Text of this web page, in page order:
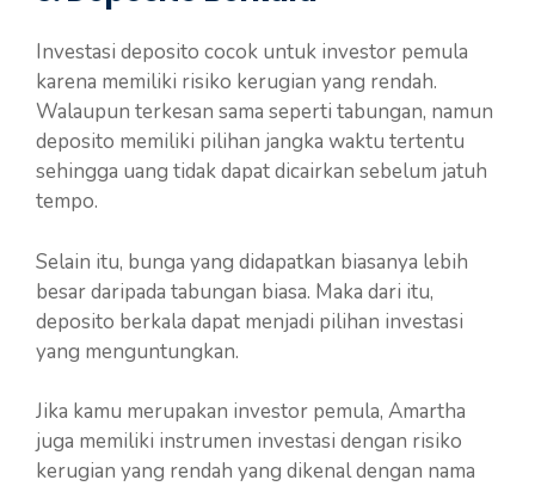
Investasi deposito cocok untuk investor pemula
karena memiliki risiko kerugian yang rendah.
Walaupun terkesan sama seperti tabungan, namun
deposito memiliki pilihan jangka waktu tertentu
sehingga uang tidak dapat dicairkan sebelum jatuh
tempo.
Selain itu, bunga yang didapatkan biasanya lebih
besar daripada tabungan biasa. Maka dari itu,
deposito berkala dapat menjadi pilihan investasi
yang menguntungkan.
Jika kamu merupakan investor pemula, Amartha
juga memiliki instrumen investasi dengan risiko
kerugian yang rendah yang dikenal dengan nama